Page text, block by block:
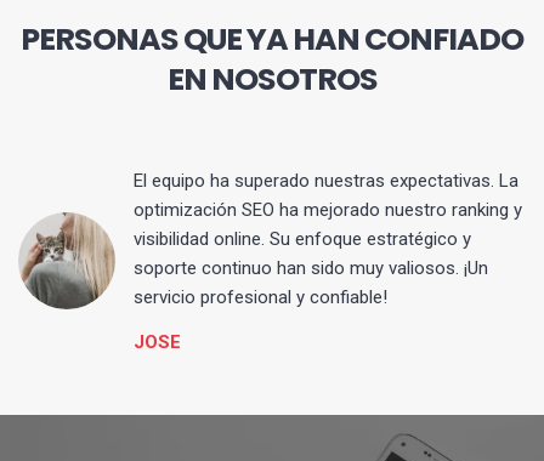
PERSONAS QUE YA HAN CONFIADO
EN NOSOTROS
El equipo ha superado nuestras expectativas. La
optimización SEO ha mejorado nuestro ranking y
visibilidad online. Su enfoque estratégico y
soporte continuo han sido muy valiosos. ¡Un
servicio profesional y confiable!
JOSE